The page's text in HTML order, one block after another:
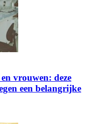
vrouwen: deze
een belangrijke